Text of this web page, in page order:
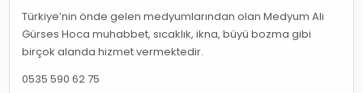
Türkiye’nin önde gelen medyumlarından olan Medyum Ali
Gürses Hoca muhabbet, sıcaklık, ikna, büyü bozma gibi
birçok alanda hizmet vermektedir.
0535 590 62 75